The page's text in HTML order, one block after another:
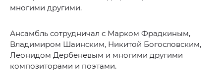
многими другими.
Ансамбль сотрудничал с Марком Фрадкиным,
Владимиром Шаинским, Никитой Богословским,
Леонидом Дербеневым и многими другими
композиторами и поэтами.